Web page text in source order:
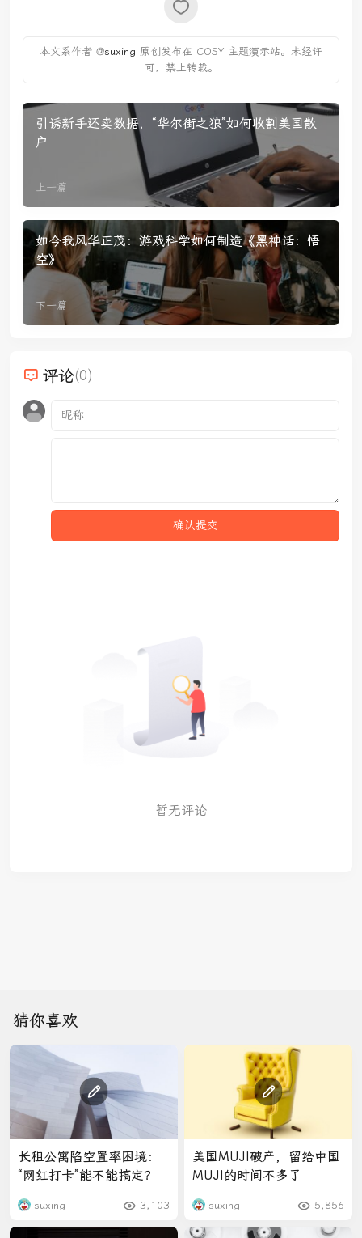
本文系作者 @suxing 原创发布在 COSY 主题演示站。未经许
可，禁止转载。
引诱新手还卖数据，“华尔街之狼”如何收割美国散
户
上一篇
如今我风华正茂：游戏科学如何制造《黑神话：悟
空》
下一篇
评论(0)
暂无评论
猜你喜欢
长租公寓陷空置率困境：
“网红打卡”能不能搞定？
suxing 3,103
美国MUJI破产，留给中国
MUJI的时间不多了
suxing 5,856